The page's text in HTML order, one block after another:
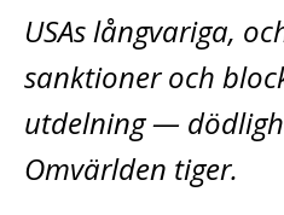
USAs långvariga,
sanktioner och
utdelning —
Omvärlden tiger.